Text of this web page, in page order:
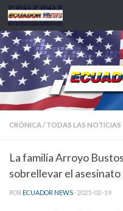
Saltar al contenido
CRÓNICA/ TODAS LAS NOTICIAS
La familia Arroyo
sobrellevar el asesinato
POR ECUADOR NEWS · 2025-02-19